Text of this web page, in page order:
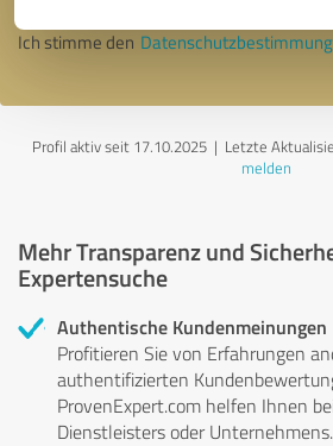
Ich stimme den
Profil aktiv seit 17.10.2025 | Letzte
melden
Mehr Transparenz und
Expertensuche
Authentische Kundenmeinungen
Profitieren Sie von Erfahrungen
authentifizierten
ProvenExpert.com helfen Ihnen
Dienstleisters oder Unternehmens.